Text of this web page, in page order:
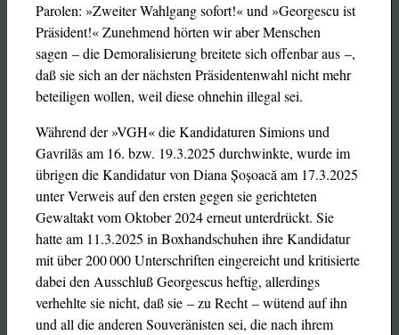
Parolen: »Zweiter Wahlgang sofort!« und »Georgescu ist
Präsident!« Zunehmend hörten wir aber Menschen
sagen – die Demoralisierung breitete sich offenbar aus –,
daß sie sich an der nächsten Präsidentenwahl nicht mehr
beteiligen wollen, weil diese ohnehin illegal sei.
Während der »VGH« die Kandidaturen Simions und
Gavrilăs am 16. bzw. 19.3.2025 durchwinkte, wurde im
übrigen die Kandidatur von Diana Șoșoacă am 17.3.2025
unter Verweis auf den ersten gegen sie gerichteten
Gewaltakt vom Oktober 2024 erneut unterdrückt. Sie
hatte am 11.3.2025 in Boxhandschuhen ihre Kandidatur
mit über 200 000 Unterschriften eingereicht und kritisierte
dabei den Ausschluß Georgescus heftig, allerdings
verhehlte sie nicht, daß sie – zu Recht – wütend auf ihn
und all die anderen Souveränisten sei, die nach ihrem